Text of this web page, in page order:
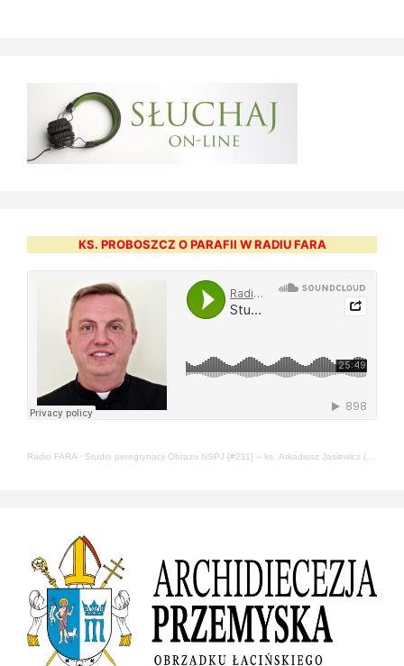
KS. PROBOSZCZ O PARAFII W RADIU FARA
Radio FARA · Studio peregrynacji Obrazu NSPJ [#211] – ks. Arkadiusz Jasiewicz (22.05.2024)